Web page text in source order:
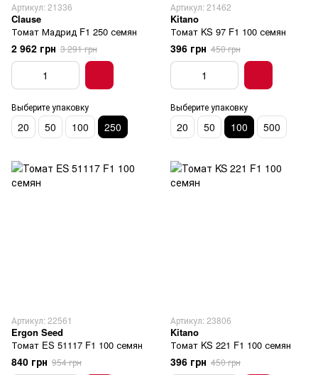
Артикул: 21336
Clause
Томат Мадрид F1 250 семян
2 962 грн 3 291 грн
Выберите упаковку
20 50 100 250
Артикул: 21462
Kitano
Томат KS 97 F1 100 семян
396 грн 450 грн
Выберите упаковку
20 50 100 500
Артикул: 22561
Ergon Seed
Томат ES 51117 F1 100 семян
840 грн 954 грн
Артикул: 23806
Kitano
Томат KS 221 F1 100 семян
396 грн 450 грн